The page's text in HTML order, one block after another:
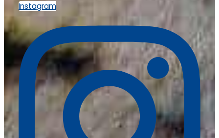
Instagram